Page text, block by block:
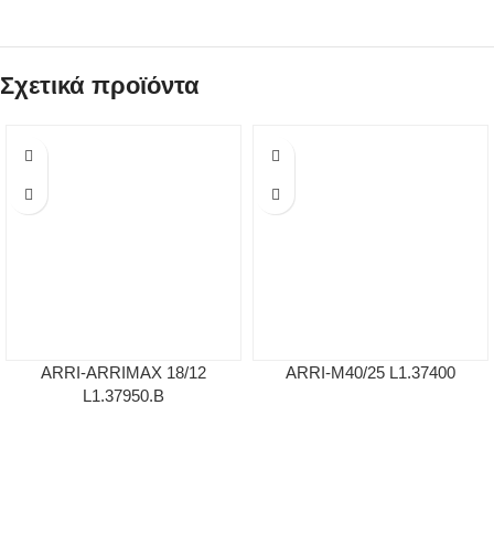
Σχετικά προϊόντα
ARRI-ARRIMAX 18/12
L1.37950.B
ARRI-M40/25 L1.37400